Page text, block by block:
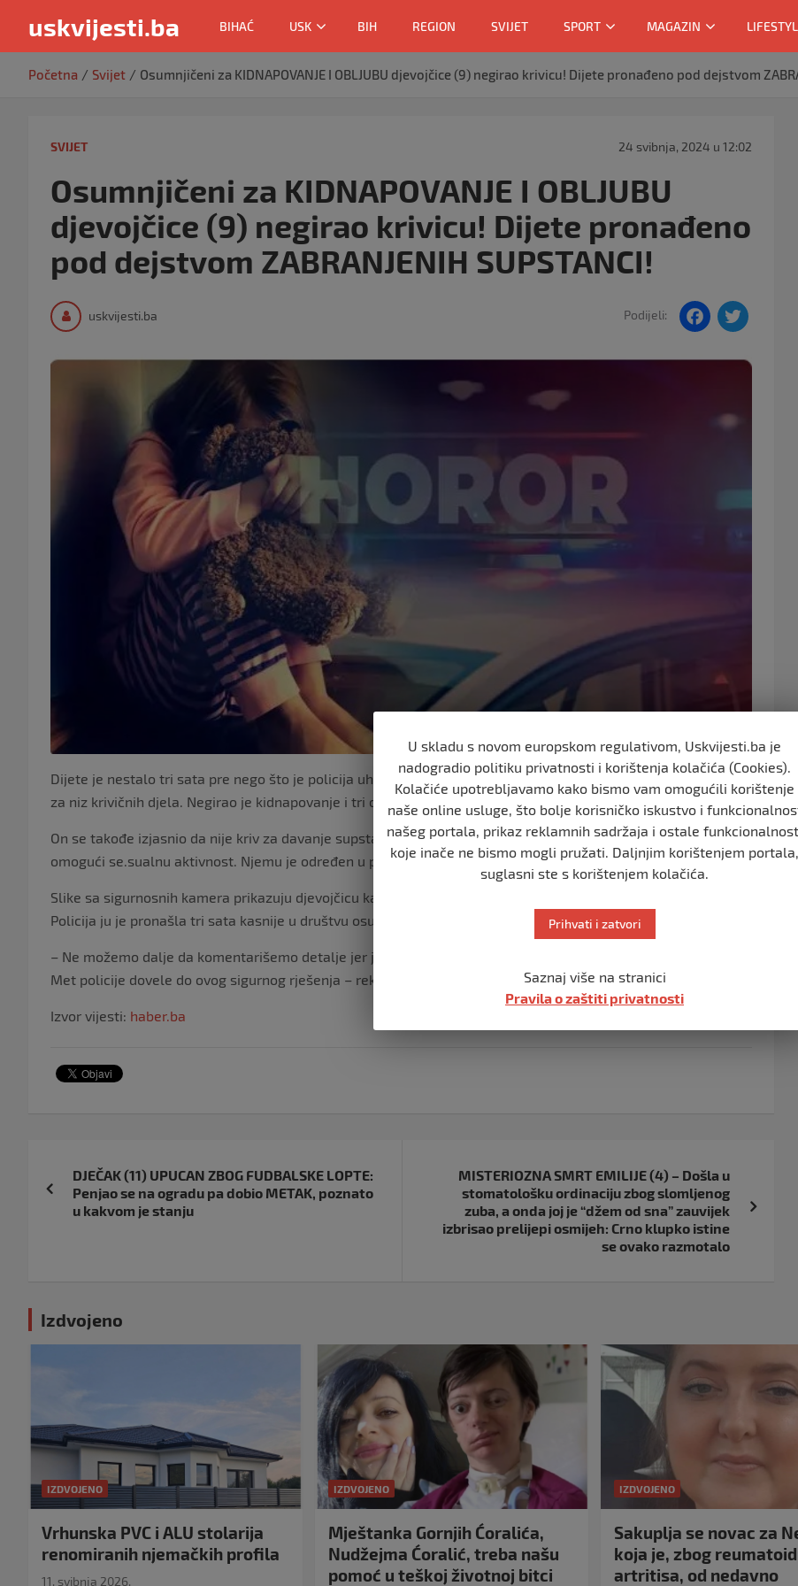
uskvijesti.ba BIHAĆ USK BIH REGION SVIJET SPORT MAGAZIN
Početna Svijet Osumnjičeni za KIDNAPOVANJE I OBLJUBU djevojčice (9) negirao krivicu! Dijete pronađeno pod dejstvom
SVIJET 24 svibnja, 2024 u 12:02
Osumnjičeni za KIDNAPOVANJE I OBLJUBU
djevojčice (9) negirao krivicu! Dijete pronađeno
pod dejstvom ZABRANJENIH SUPSTANCI!
uskvijesti.ba Podijeli:
F
c
b
k
itt
Dijete je nestalo tri sata pre nego što je policija uhapsila osumnjičenog. On se danas pojavio na sudu optužen
za niz krivičnih djela. Negirao je kidnapovanje i tri optužnice za se.sualni napad.
On se takođe izjasnio da nije kriv za davanje supstance, odnosno antihistaminika Benadril, sa namjerom da
omogući se.sualnu aktivnost. Njemu je određen u pritvor uoči šestodnevnog suđenja 21. oktobra.
Slike sa sigurnosnih kamera prikazuju djevojčicu kako šeta sa muškarcem 22. aprila ispred jedna prodavnice.
Policija ju je pronašla tri sata kasnije u društvu osumnjičenog, koji je navodno identifikovan na snimku.
– Ne možemo dalje da komentarišemo detalje jer je to policijska stvar, ali smo zahvalni što su brze akcije
Met policije dovele do ovog sigurnog rješenja – rekao je potparol policije, pišesrbija danas.
Izvor vijesti: haber.ba
objava
DJEČAK (11) UPUCAN ZBOG FUDBALSKE LOPTE:
Penjao se na ogradu pa dobio METAK, poznato
u kakvom je stanju
MISTERIOZNA SMRT EMILIJE (4) – Došla u
stomatološku ordinaciju zbog slomljenog
zuba, a onda joj je “džem od sna” zauvijek
izbrisao prelijepi osmijeh: Crno klupko istine
se ovako razmotalo
Izdvojeno
IZDVOJENO
Vrhunska PVC i ALU stolarija
renomiranih njemačkih profila
11. svibnja 2026.
IZDVOJENO
Mještanka Gornjih Ćoralića,
Nudžejma Ćoralić, treba našu
pomoć u teškoj životnoj bitci
IZDVOJENO
Sakuplja se novac za
koja je, zbog
artritisa, od nedavno
U skladu s novom europskom regulativom, Uskvijesti.ba je
nadogradio politiku privatnosti i korištenja kolačića (Cookies).
Kolačiće upotrebljavamo kako bismo vam omogućili korištenje
naše online usluge, što bolje korisničko iskustvo i
našeg portala, prikaz reklamnih sadržaja i ostale
koje inače ne bismo mogli pružati. Daljnjim korištenjem portala,
suglasni ste s korištenjem kolačića.
Prihvati i zatvori
Saznaj više na stranici
Pravila o zaštiti privatnosti